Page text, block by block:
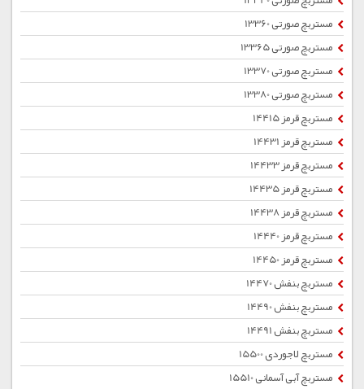
مستربچ صورتی 13360
مستربچ صورتی 13365
مستربچ صورتی 13370
مستربچ صورتی 13380
مستربچ قرمز 14415
مستربچ قرمز 14431
مستربچ قرمز 14433
مستربچ قرمز 14435
مستربچ قرمز 14438
مستربچ قرمز 14440
مستربچ قرمز 14450
مستربچ بنفش 14470
مستربچ بنفش 14490
مستربچ بنفش 14491
مستربچ لاجوردی 15500
مستربچ آبی آسمانی 15510